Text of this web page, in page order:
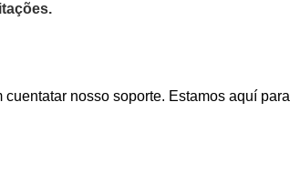
nosso soporte. Estamos aquí para